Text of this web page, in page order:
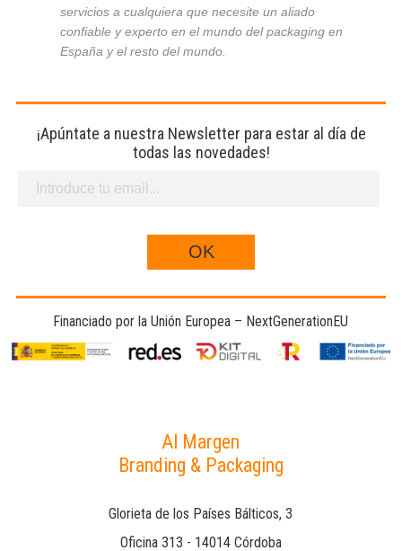
servicios a cualquiera que necesite un aliado
confiable y experto en el mundo del packaging en
España y el resto del mundo.
¡Apúntate a nuestra Newsletter para estar al día de
todas las novedades!
Financiado por la Unión Europea – NextGenerationEU
Al Margen
Branding & Packaging
Glorieta de los Países Bálticos, 3
Oficina 313 - 14014 Córdoba